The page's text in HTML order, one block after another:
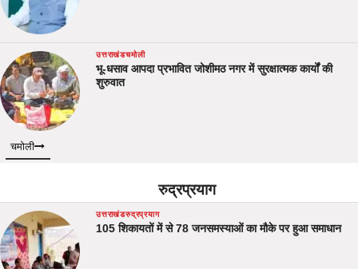
उत्तराखंडचमोली
भू-धसाव आपदा प्रभावित जोशीमठ नगर में सुरक्षात्मक कार्यों की
शुरुवात
चमोली
रुद्रप्रयाग
उत्तराखंडरुद्रप्रयाग
105 शिकायतों में से 78 जनसमस्याओं का मौके पर हुआ समाधान